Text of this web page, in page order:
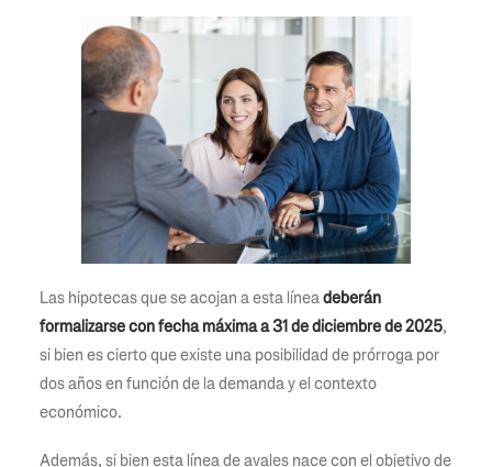
Las hipotecas que se acojan a esta líneadeberán
formalizarse con fecha máxima a 31 de diciembre de 2025,
si bien es cierto que existe una posibilidad de prórroga por
dos años en función de la demanda y el contexto
económico.
Además, si bien esta línea de avales nace con el objetivo de